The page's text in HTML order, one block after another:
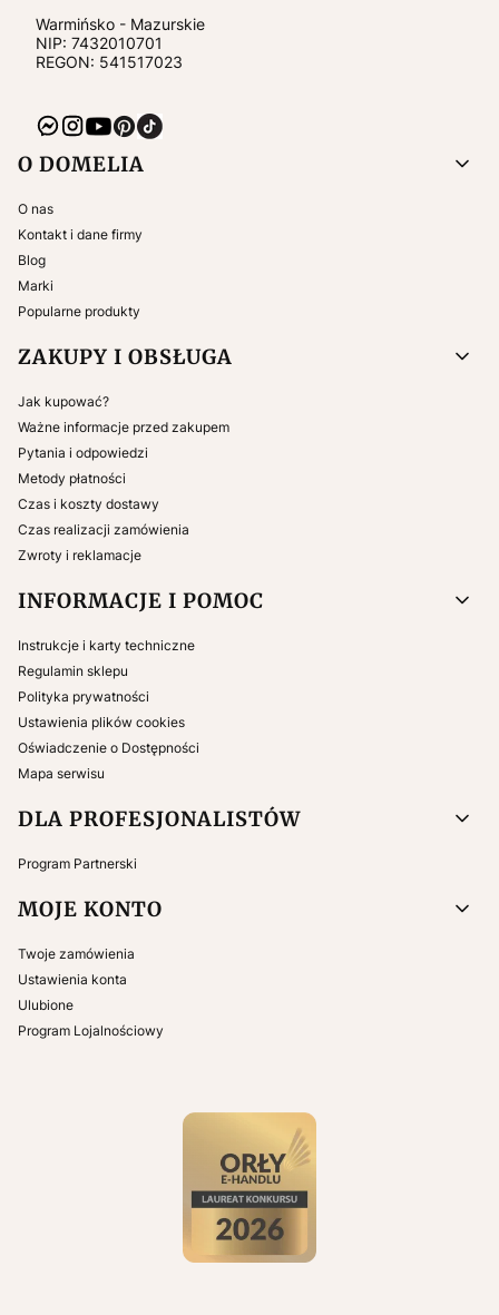
Warmińsko - Mazurskie
NIP: 7432010701
REGON: 541517023
Linki w stopce
O DOMELIA
O nas
Kontakt i dane firmy
Blog
Marki
Popularne produkty
ZAKUPY I OBSŁUGA
Jak kupować?
Ważne informacje przed zakupem
Pytania i odpowiedzi
Metody płatności
Czas i koszty dostawy
Czas realizacji zamówienia
Zwroty i reklamacje
INFORMACJE I POMOC
Instrukcje i karty techniczne
Regulamin sklepu
Polityka prywatności
Ustawienia plików cookies
Oświadczenie o Dostępności
Mapa serwisu
DLA PROFESJONALISTÓW
Program Partnerski
MOJE KONTO
Twoje zamówienia
Ustawienia konta
Ulubione
Program Lojalnościowy